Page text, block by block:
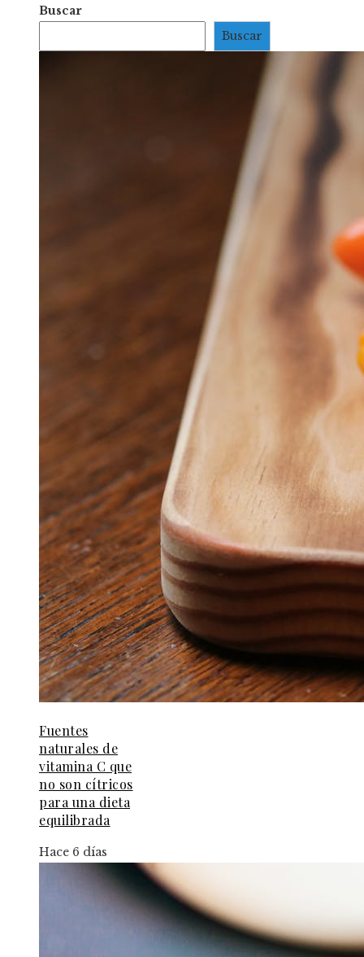
Buscar
Buscar
Fuentes
naturales de
vitamina C que
no son cítricos
para una dieta
equilibrada
Hace 6 días